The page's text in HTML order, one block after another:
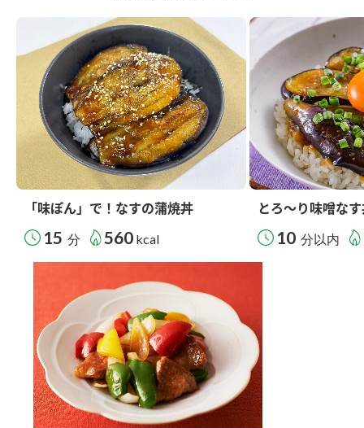
「味ぽん」で！なすの蒲焼丼
15 分 560 kcal
とろ～り味噌な
10 分以内